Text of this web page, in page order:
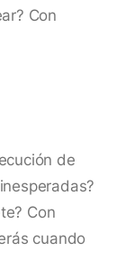
Con
de
Con
cuando